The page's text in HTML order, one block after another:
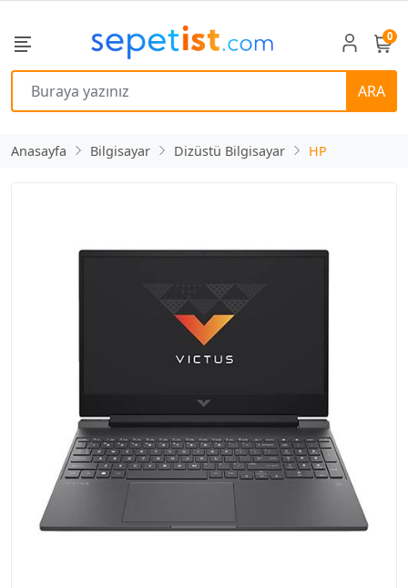
ARA
0
Anasayfa Bilgisayar Dizüstü Bilgisayar HP